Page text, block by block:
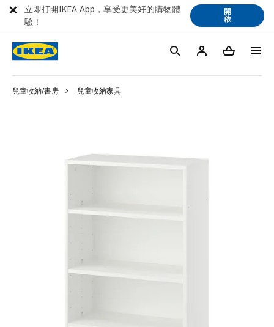
兒童收納/書房 兒童收納家具
立即打開IKEA App，享受更美好的購物體
驗！
開
啟